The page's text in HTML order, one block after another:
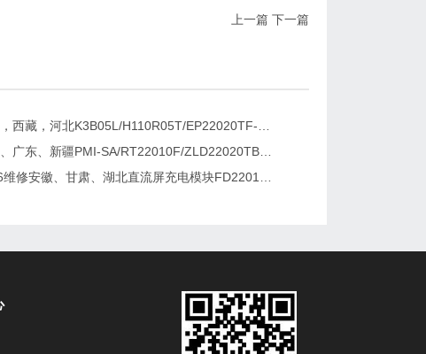
上一篇 下一篇
新疆，西藏，河北K3B05L/H110R05T/EP22020TF-G直流屏充电模块维修更换
湖南、广东、新疆PMI-SA/RT22010F/ZLD22020TB电源模块维修更换
2026维修安徽、甘肃、湖北直流屏充电模块FD22010-6/K3B20L/GF22010-10